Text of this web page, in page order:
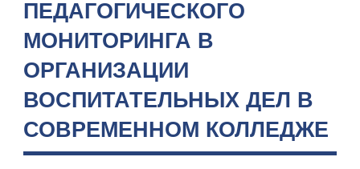
ПЕДАГОГИЧЕСКОГО
МОНИТОРИНГА В
ОРГАНИЗАЦИИ
ВОСПИТАТЕЛЬНЫХ ДЕЛ В
СОВРЕМЕННОМ КОЛЛЕДЖЕ